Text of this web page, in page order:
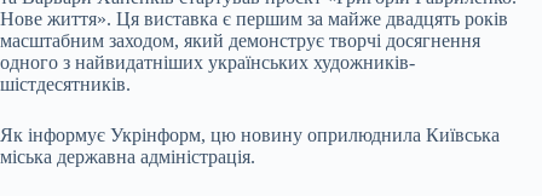
Нове життя». Ця виставка є першим за майже двадцять років
масштабним заходом, який демонструє творчі досягнення
одного з найвидатніших українських художників-
шістдесятників.
Як інформує Укрінформ, цю новину оприлюднила Київська
міська державна адміністрація.